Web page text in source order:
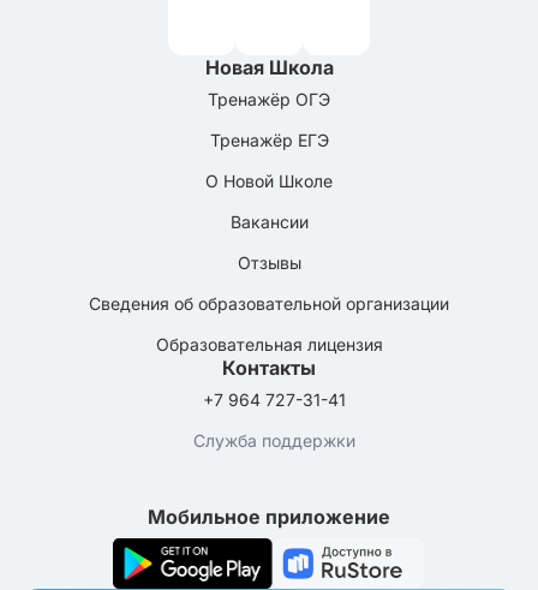
Новая Школа
Тренажёр ОГЭ
Тренажёр ЕГЭ
О Новой Школе
Вакансии
Отзывы
Сведения об образовательной организации
Образовательная лицензия
Контакты
+7 964 727-31-41
Служба поддержки
Мобильное приложение